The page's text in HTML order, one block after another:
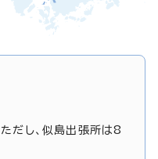
だし、似島出張所は8